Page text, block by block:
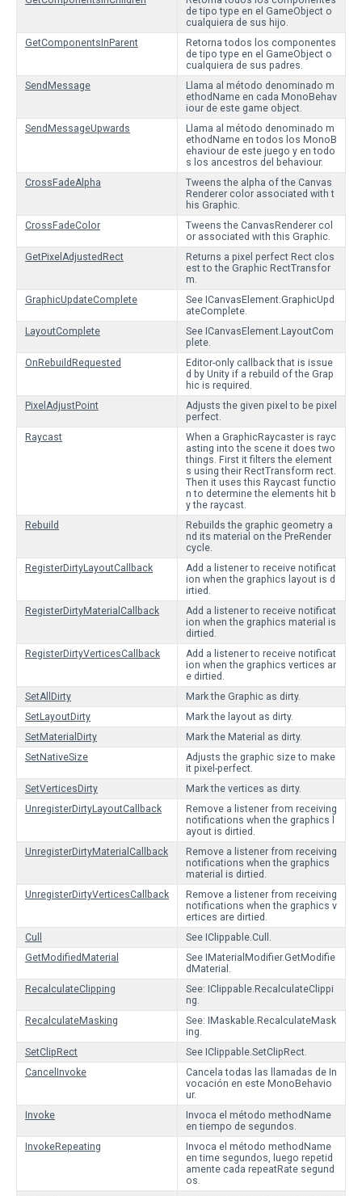
de tipo type en el GameObject o
cualquiera de sus hijo.
GetComponentsInParent
Retorna todos los componentes
de tipo type en el GameObject o
cualquiera de sus padres.
SendMessage
Llama al método denominado m
ethodName en cada MonoBehav
iour de este game object.
SendMessageUpwards
Llama al método denominado m
ethodName en todos los MonoB
ehaviour de este juego y en todo
s los ancestros del behaviour.
CrossFadeAlpha
Tweens the alpha of the Canvas
Renderer color associated with t
his Graphic.
CrossFadeColor
Tweens the CanvasRenderer col
or associated with this Graphic.
GetPixelAdjustedRect
Returns a pixel perfect Rect clos
est to the Graphic RectTransfor
m.
GraphicUpdateComplete
See ICanvasElement.GraphicUpd
ateComplete.
LayoutComplete
See ICanvasElement.LayoutCom
plete.
OnRebuildRequested
Editor-only callback that is issue
d by Unity if a rebuild of the Grap
hic is required.
PixelAdjustPoint
Adjusts the given pixel to be pixel
perfect.
Raycast
When a GraphicRaycaster is rayc
asting into the scene it does two
things. First it filters the element
s using their RectTransform rect.
Then it uses this Raycast functio
n to determine the elements hit b
y the raycast.
Rebuild
Rebuilds the graphic geometry a
nd its material on the PreRender
cycle.
RegisterDirtyLayoutCallback
Add a listener to receive notificat
ion when the graphics layout is d
irtied.
RegisterDirtyMaterialCallback
Add a listener to receive notificat
ion when the graphics material is
dirtied.
RegisterDirtyVerticesCallback
Add a listener to receive notificat
ion when the graphics vertices ar
e dirtied.
SetAllDirty
Mark the Graphic as dirty.
SetLayoutDirty
Mark the layout as dirty.
SetMaterialDirty
Mark the Material as dirty.
SetNativeSize
Adjusts the graphic size to make
it pixel-perfect.
SetVerticesDirty
Mark the vertices as dirty.
UnregisterDirtyLayoutCallback
Remove a listener from receiving
notifications when the graphics l
ayout is dirtied.
UnregisterDirtyMaterialCallback
Remove a listener from receiving
notifications when the graphics
material is dirtied.
UnregisterDirtyVerticesCallback
Remove a listener from receiving
notifications when the graphics v
ertices are dirtied.
Cull
See IClippable.Cull.
GetModifiedMaterial
See IMaterialModifier.GetModifie
dMaterial.
RecalculateClipping
See: IClippable.RecalculateClippi
ng.
RecalculateMasking
See: IMaskable.RecalculateMask
ing.
SetClipRect
See IClippable.SetClipRect.
CancelInvoke
Cancela todas las llamadas de In
vocación en este MonoBehavio
ur.
Invoke
Invoca el método methodName
en tiempo de segundos.
InvokeRepeating
Invoca el método methodName
en time segundos, luego repetid
amente cada repeatRate segund
os.